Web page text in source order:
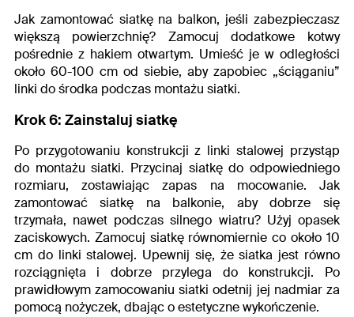
Jak zamontować siatkę na balkon, jeśli zabezpieczasz
większą powierzchnię? Zamocuj dodatkowe kotwy
pośrednie z hakiem otwartym. Umieść je w odległości
około 60-100 cm od siebie, aby zapobiec „ściąganiu”
linki do środka podczas montażu siatki.
Krok 6: Zainstaluj siatkę
Po przygotowaniu konstrukcji z linki stalowej przystąp
do montażu siatki. Przycinaj siatkę do odpowiedniego
rozmiaru, zostawiając zapas na mocowanie. Jak
zamontować siatkę na balkonie, aby dobrze się
trzymała, nawet podczas silnego wiatru? Użyj opasek
zaciskowych. Zamocuj siatkę równomiernie co około 10
cm do linki stalowej. Upewnij się, że siatka jest równo
rozciągnięta i dobrze przylega do konstrukcji. Po
prawidłowym zamocowaniu siatki odetnij jej nadmiar za
pomocą nożyczek, dbając o estetyczne wykończenie.